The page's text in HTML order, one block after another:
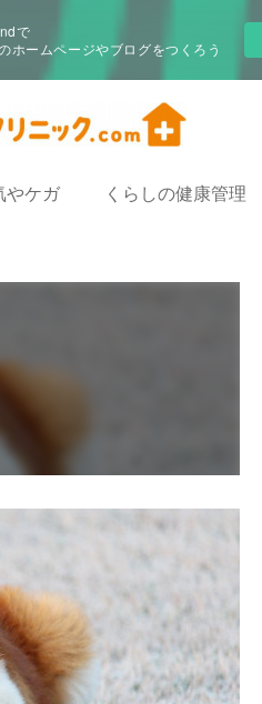
で
ホームページやブログをつくろう
やケガ くらしの健康管理